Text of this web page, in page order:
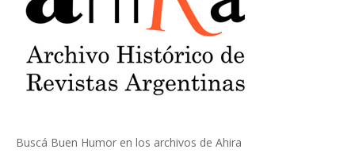
Buscá Buen Humor en los archivos de Ahira